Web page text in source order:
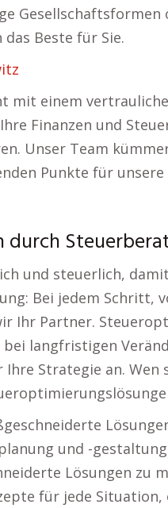
Beste für Sie.
mit einem
Finanzen und
Unser Team
Punkte für unsere
durch
und steuerlich,
Bei jedem Schritt,
Ihr Partner.
langfristigen
Ihre Strategie an.
und -
Lösungen zu
für jede